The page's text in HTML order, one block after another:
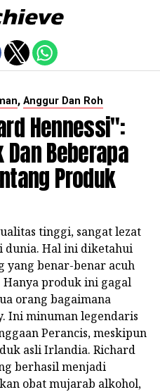
, Anggur Dan Roh
Hennessi":
Beberapa
Produk
tinggi, sangat lezat
dunia. Hal ini diketahui
yang benar-benar acuh
produk ini gagal
orang bagaimana
Ini minuman legendaris
Perancis, meskipun
asli Irlandia. Richard
berhasil menjadi
obat mujarab alkohol,